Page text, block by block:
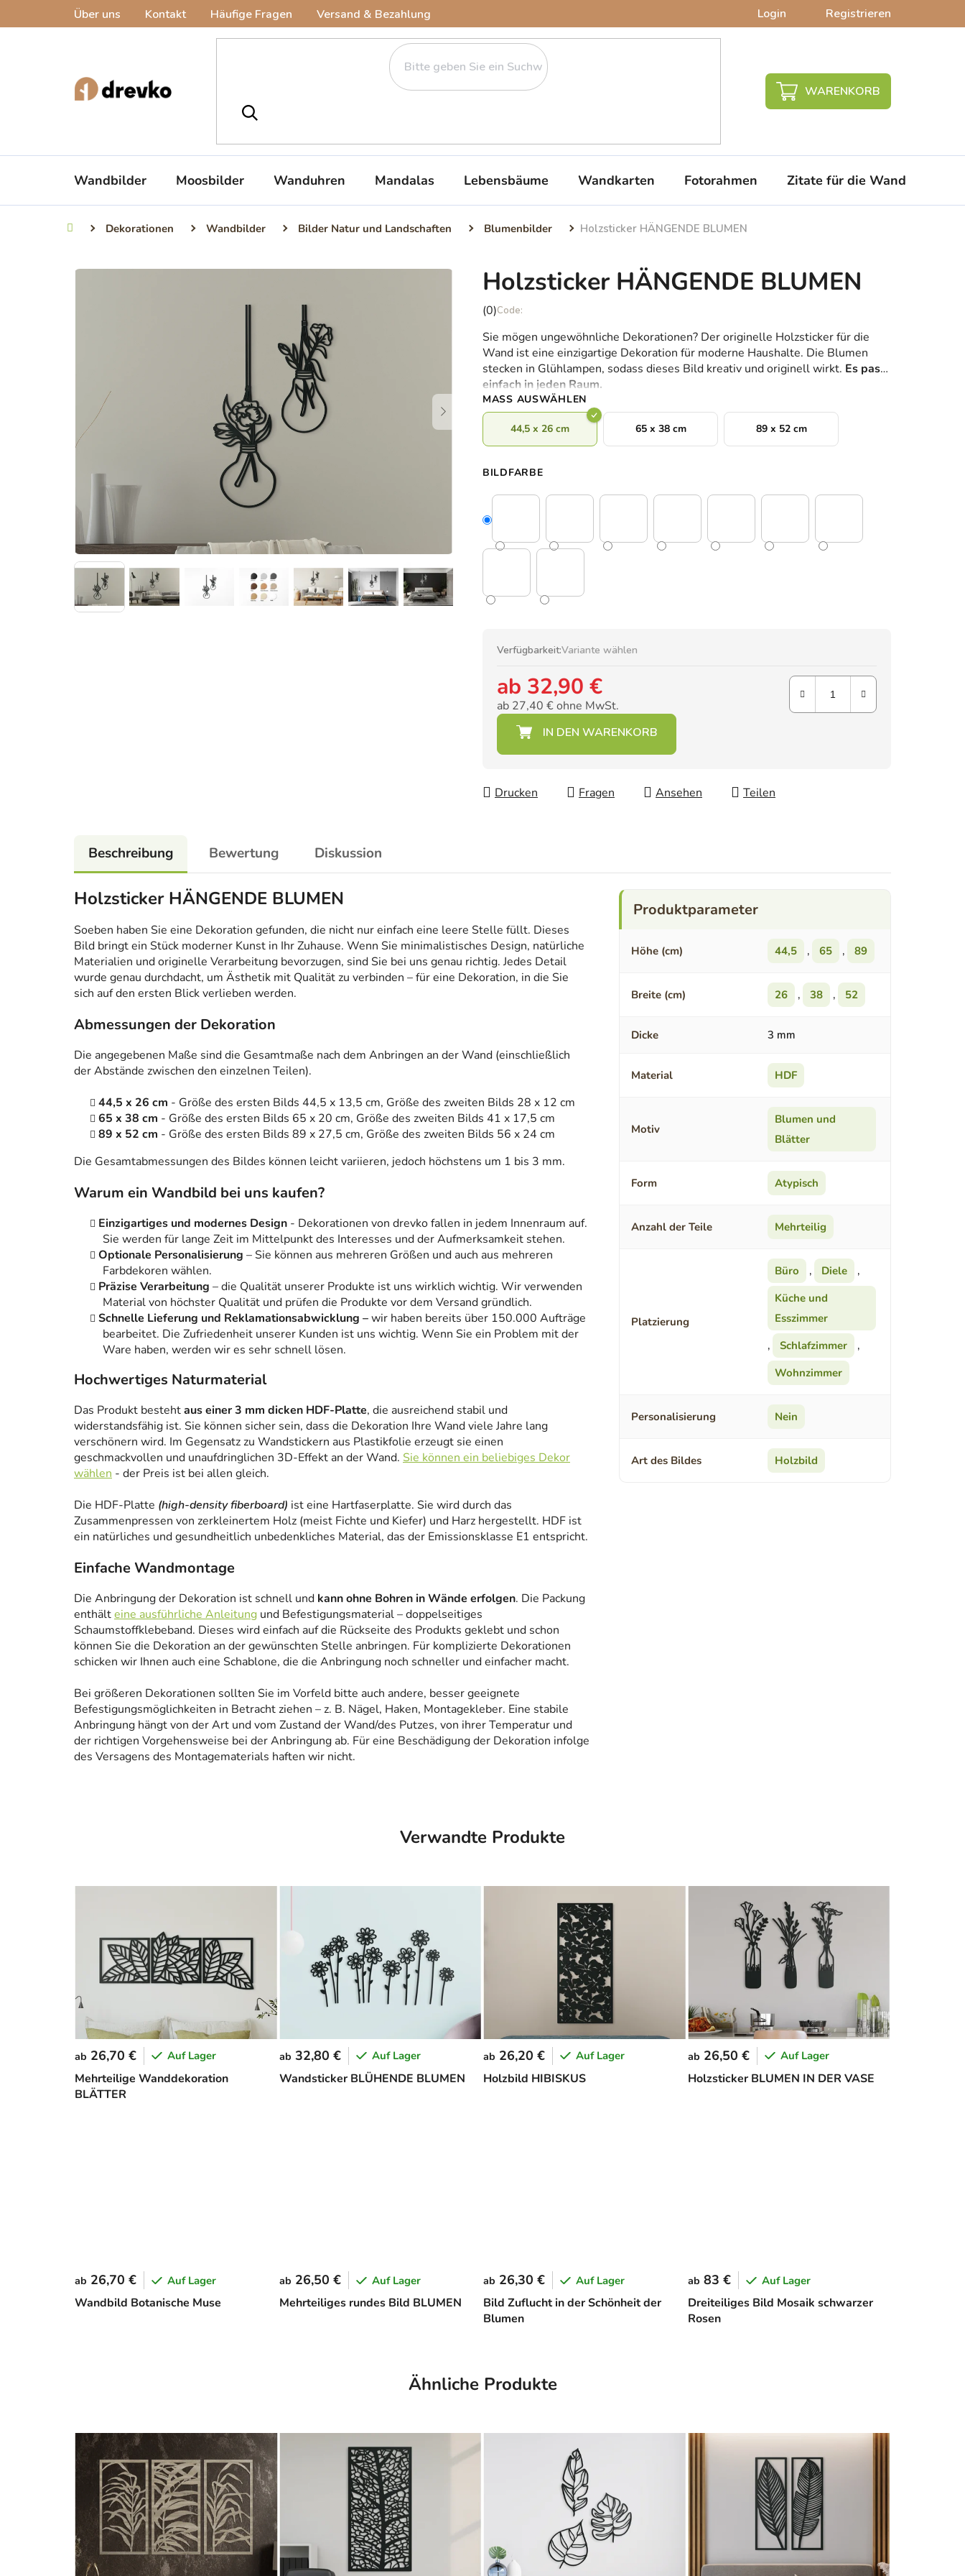
Über uns Kontakt Häufige Fragen Versand & Bezahlung Login Registrieren
WARENKORB
Wandbilder Moosbilder Wanduhren Mandalas Lebensbäume Wandkarten Fotorahmen Zitate für die Wand
StartseiteDekorationen Wandbilder Bilder Natur und Landschaften Blumenbilder Holzsticker HÄNGENDE BLUMEN
Holzsticker HÄNGENDE BLUMEN
Die
Produktbewertung
ist
0,0
von
5
Sternen.
(0)
Sie mögen ungewöhnliche Dekorationen? Der originelle Holzsticker für die
Wand ist eine einzigartige Dekoration für moderne Haushalte. Die Blumen
stecken in Glühlampen, sodass dieses Bild kreativ und originell wirkt. Es passt
einfach in jeden Raum.
MASS AUSWÄHLEN
44,5 x 26 cm 65 x 38 cm 89 x 52 cm
BILDFARBE
Verfügbarkeit:Variante wählen
ab 32,90 €
ab 27,40 €ohne MwSt.
Verkaufspreis:
Drucken Fragen Ansehen Teilen
Beschreibung Bewertung Diskussion
Holzsticker HÄNGENDE BLUMEN
Soeben haben Sie eine Dekoration gefunden, die nicht nur einfach eine leere Stelle füllt. Dieses
Bild bringt ein Stück moderner Kunst in Ihr Zuhause. Wenn Sie minimalistisches Design, natürliche
Materialien und originelle Verarbeitung bevorzugen, sind Sie bei uns genau richtig. Jedes Detail
wurde genau durchdacht, um Ästhetik mit Qualität zu verbinden – für eine Dekoration, in die Sie
sich auf den ersten Blick verlieben werden.
Abmessungen der Dekoration
Die angegebenen Maße sind die Gesamtmaße nach dem Anbringen an der Wand (einschließlich
der Abstände zwischen den einzelnen Teilen).
44,5 x 26 cm - Größe des ersten Bilds 44,5 x 13,5 cm, Größe des zweiten Bilds 28 x 12 cm
65 x 38 cm - Größe des ersten Bilds 65 x 20 cm, Größe des zweiten Bilds 41 x 17,5 cm
89 x 52 cm - Größe des ersten Bilds 89 x 27,5 cm, Größe des zweiten Bilds 56 x 24 cm
Die Gesamtabmessungen des Bildes können leicht variieren, jedoch höchstens um 1 bis 3 mm.
Warum ein Wandbild bei uns kaufen?
Einzigartiges und modernes Design - Dekorationen von drevko fallen in jedem Innenraum auf.
Sie werden für lange Zeit im Mittelpunkt des Interesses und der Aufmerksamkeit stehen.
Optionale Personalisierung – Sie können aus mehreren Größen und auch aus mehreren
Farbdekoren wählen.
Präzise Verarbeitung – die Qualität unserer Produkte ist uns wirklich wichtig. Wir verwenden
Material von höchster Qualität und prüfen die Produkte vor dem Versand gründlich.
Schnelle Lieferung und Reklamationsabwicklung –wir haben bereits über 150.000 Aufträge
bearbeitet. Die Zufriedenheit unserer Kunden ist uns wichtig. Wenn Sie ein Problem mit der
Ware haben, werden wir es sehr schnell lösen.
Hochwertiges Naturmaterial
Das Produkt bestehtaus einer 3 mm dicken HDF-Platte, die ausreichend stabil und
widerstandsfähig ist. Sie können sicher sein, dass die Dekoration Ihre Wand viele Jahre lang
verschönern wird. Im Gegensatz zu Wandstickern aus Plastikfolie erzeugt sie einen
geschmackvollen und unaufdringlichen 3D-Effekt an der Wand. Sie können ein beliebiges Dekor
wählen - der Preis ist bei allen gleich.
Die HDF-Platte (high-density fiberboard) ist eine Hartfaserplatte. Sie wird durch das
Zusammenpressen von zerkleinertem Holz (meist Fichte und Kiefer) und Harz hergestellt. HDF ist
ein natürliches und gesundheitlich unbedenkliches Material, das der Emissionsklasse E1 entspricht.
Einfache Wandmontage
Die Anbringung der Dekoration ist schnell und kann ohne Bohren in Wände erfolgen. Die Packung
enthälteine ausführliche Anleitung und Befestigungsmaterial – doppelseitiges
Schaumstoffklebeband. Dieses wird einfach auf die Rückseite des Produkts geklebt und schon
können Sie die Dekoration an der gewünschten Stelle anbringen. Für komplizierte Dekorationen
schicken wir Ihnen auch eine Schablone, die die Anbringung noch schneller und einfacher macht.
Bei größeren Dekorationen sollten Sie im Vorfeld bitte auch andere, besser geeignete
Befestigungsmöglichkeiten in Betracht ziehen – z. B. Nägel, Haken, Montagekleber. Eine stabile
Anbringung hängt von der Art und vom Zustand der Wand/des Putzes, von ihrer Temperatur und
der richtigen Vorgehensweise bei der Anbringung ab. Für eine Beschädigung der Dekoration infolge
des Versagens des Montagematerials haften wir nicht.
Höhe (cm) 44,5 , 65 , 89
Breite (cm) 26 , 38 , 52
Dicke 3 mm
Material HDF
Motiv
Blumen und
Blätter
Form Atypisch
Anzahl der Teile Mehrteilig
Platzierung
Büro , Diele
,
Küche und
Esszimmer
,
Schlafzimmer
,
Wohnzimmer
Personalisierung Nein
Art des Bildes Holzbild
Verwandte Produkte
Mehrteilige Wanddekoration
BLÄTTER
ab 26,70 € Auf Lager
Wandsticker BLÜHENDE BLUMEN
ab 32,80 € Auf Lager
Holzbild HIBISKUS
ab 26,20 € Auf Lager
Holzsticker BLUMEN IN DER VASE
ab 26,50 € Auf Lager
Wandbild Botanische Muse
ab 26,70 € Auf Lager
Mehrteiliges rundes Bild BLUMEN
ab 26,50 € Auf Lager
Bild Zuflucht in der Schönheit der
Blumen
ab 26,30 € Auf Lager
Dreiteiliges Bild Mosaik schwarzer
Rosen
ab 83 € Auf Lager
Ähnliche Produkte